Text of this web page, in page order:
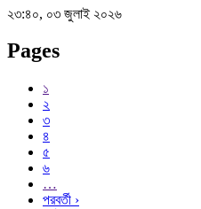
২৩:৪০, ০৩ জুলাই ২০২৬
Pages
১
২
৩
৪
৫
৬
…
পরবর্তী ›